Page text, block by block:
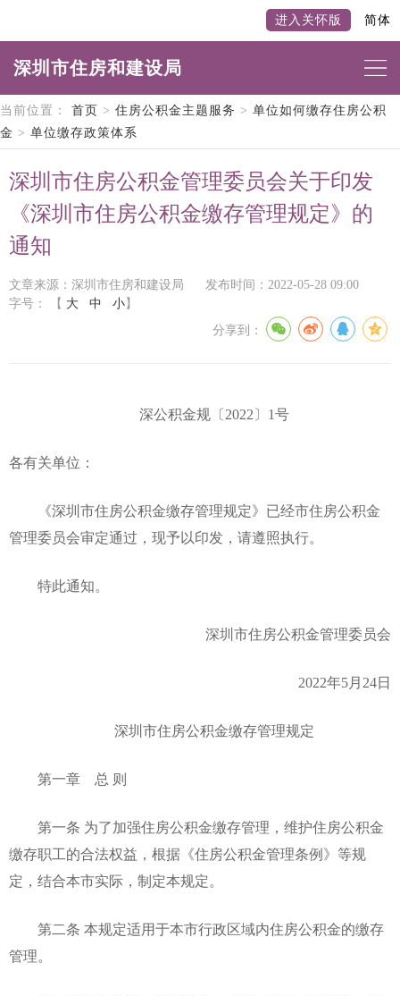
进入关怀版 简体
深圳市住房和建设局
当前位置： 首页 > 住房公积金主题服务 > 单位如何缴存住房公积
金 > 单位缴存政策体系
深圳市住房公积金管理委员会关于印发
《深圳市住房公积金缴存管理规定》的
通知
文章来源：深圳市住房和建设局
发布时间：2022-05-28 09:00
字号：
【 大 中 小 】
分享到：
深公积金规〔2022〕1号
各有关单位：
《深圳市住房公积金缴存管理规定》已经市住房公积金
管理委员会审定通过，现予以印发，请遵照执行。
特此通知。
深圳市住房公积金管理委员会
2022年5月24日
深圳市住房公积金缴存管理规定
第一章 总 则
第一条 为了加强住房公积金缴存管理，维护住房公积金
缴存职工的合法权益，根据《住房公积金管理条例》等规
定，结合本市实际，制定本规定。
第二条 本规定适用于本市行政区域内住房公积金的缴存
管理。